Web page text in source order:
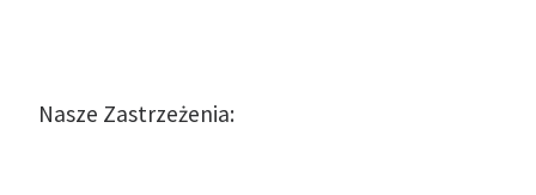
Nasze Zastrzeżenia: